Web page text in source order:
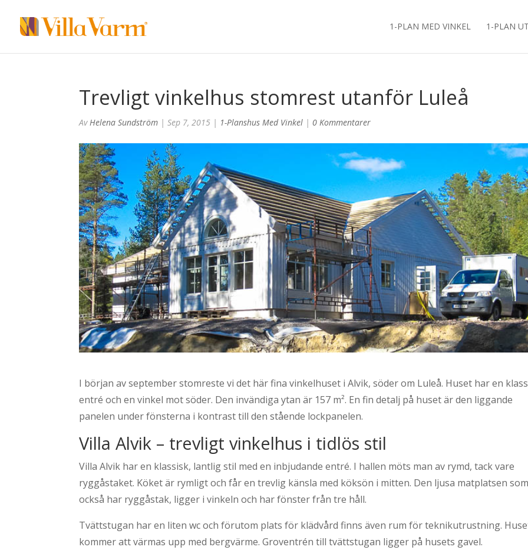
1-PLAN MED VINKEL 1-PLAN
Trevligt vinkelhus stomrest utanför Luleå
AvHelena Sundström |Sep 7, 2015 | 1-Planshus Med Vinkel |0 Kommentarer
I början av september stomreste vi det här fina vinkelhuset i Alvik, söder om Luleå. Huset har en
entré och en vinkel mot söder. Den invändiga ytan är 157 m². En fin detalj på huset är den liggande
panelen under fönsterna i kontrast till den stående lockpanelen.
Villa Alvik – trevligt vinkelhus i tidlös stil
Villa Alvik har en klassisk, lantlig stil med en inbjudande entré. I hallen möts man av rymd, tack vare
ryggåstaket. Köket är rymligt och får en trevlig känsla med köksön i mitten. Den ljusa matplatsen
också har ryggåstak, ligger i vinkeln och har fönster från tre håll.
Tvättstugan har en liten wc och förutom plats för klädvård finns även rum för teknikutrustning.
kommer att värmas upp med bergvärme. Groventrén till tvättstugan ligger på husets gavel.